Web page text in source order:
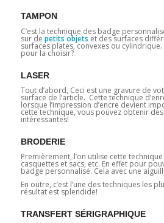
TAMPON
C’est la technique des badge
sur de petits objets et des surfaces
surfaces plates, convexes ou
pour la choisir?
LASER
Tout d’abord, Ceci est une gravure de
surface de l’article. Cette technique
lorsque l’impression d’encre devient
cette technique, vous pouvez obtenir
intéressantes!
BRODERIE
Premièrement, l’on utilise cette
casquettes et sacs, etc. En effet pour
badge personnalisé. Cela avec une
En outre, c’est l’une des techniques les
résultat est splendide!
TRANSFERT SÉRIGRAPHIQUE